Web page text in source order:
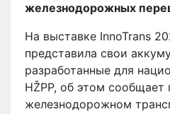
железнодорожных
На выставке InnoTrans
представила свои
разработанные для
HŽPP, об этом сообщает
железнодорожном